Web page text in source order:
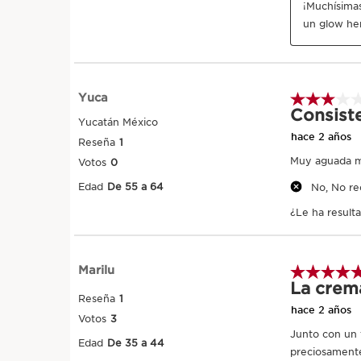
Aplicar cada mañana sobre rostro y